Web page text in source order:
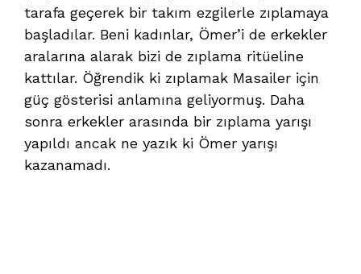
tarafa geçerek bir takım ezgilerle zıplamaya
başladılar. Beni kadınlar, Ömer’i de erkekler
aralarına alarak bizi de zıplama ritüeline
kattılar. Öğrendik ki zıplamak Masailer için
güç gösterisi anlamına geliyormuş. Daha
sonra erkekler arasında bir zıplama yarışı
yapıldı ancak ne yazık ki Ömer yarışı
kazanamadı.